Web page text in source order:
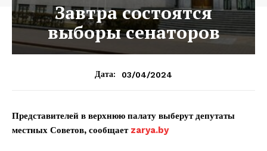
Завтра состоятся
выборы сенаторов
Дата: 03/04/2024
Представителей в верхнюю палату выберут депутаты
местных Советов, сообщает zarya.by